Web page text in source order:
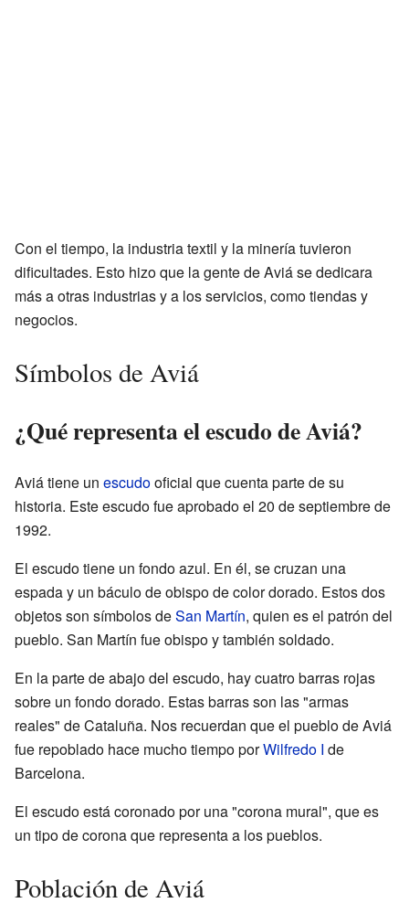
Con el tiempo, la industria textil y la minería tuvieron
dificultades. Esto hizo que la gente de Aviá se dedicara
más a otras industrias y a los servicios, como tiendas y
negocios.
Símbolos de Aviá
¿Qué representa el escudo de Aviá?
Aviá tiene un escudooficial que cuenta parte de su
historia. Este escudo fue aprobado el 20 de septiembre de
1992.
El escudo tiene un fondo azul. En él, se cruzan una
espada y un báculo de obispo de color dorado. Estos dos
objetos son símbolos deSan Martín, quien es el patrón del
pueblo. San Martín fue obispo y también soldado.
En la parte de abajo del escudo, hay cuatro barras rojas
sobre un fondo dorado. Estas barras son las "armas
reales" de Cataluña. Nos recuerdan que el pueblo de Aviá
fue repoblado hace mucho tiempo porWilfredo I de
Barcelona.
El escudo está coronado por una "corona mural", que es
un tipo de corona que representa a los pueblos.
Población de Aviá